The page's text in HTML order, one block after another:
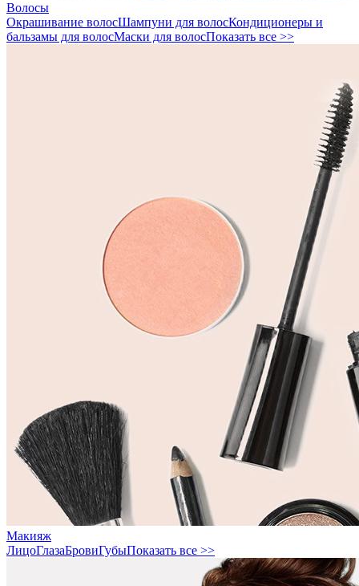
Волосы
Окрашивание волосШампуни для волосКондиционеры и
бальзамы для волосМаски для волосПоказать все >>
Макияж
ЛицоГлазаБровиГубыПоказать все >>